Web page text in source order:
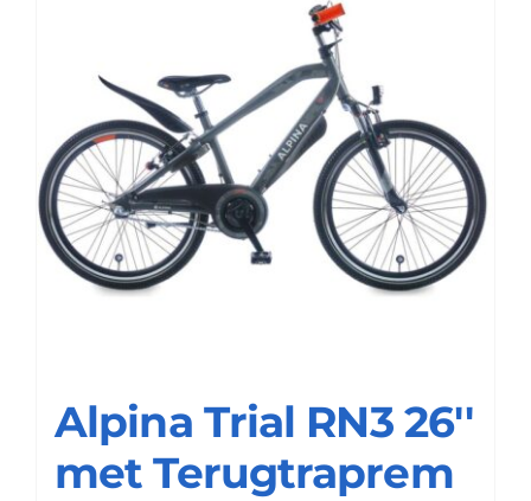
Alpina Trial RN3 26''
met Terugtraprem